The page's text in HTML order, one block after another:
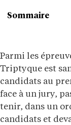
Parmi les
Triptyque est
candidats au
face à un jury,
tenir, dans un
candidats et
Sommaire